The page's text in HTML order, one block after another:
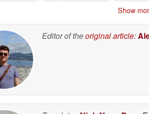
06/29/2026
Show
Editor of theoriginal article: